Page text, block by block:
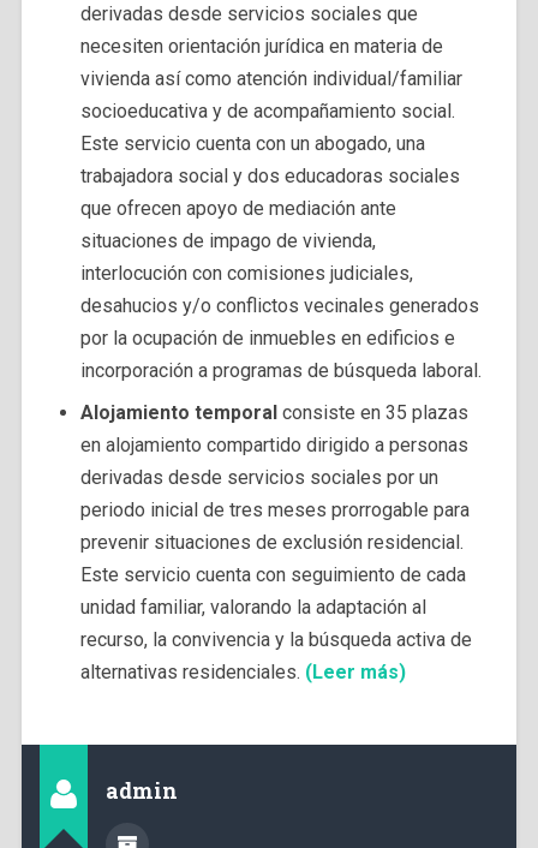
derivadas desde servicios sociales que
necesiten orientación jurídica en materia de
vivienda así como atención individual/familiar
socioeducativa y de acompañamiento social.
Este servicio cuenta con un abogado, una
trabajadora social y dos educadoras sociales
que ofrecen apoyo de mediación ante
situaciones de impago de vivienda,
interlocución con comisiones judiciales,
desahucios y/o conflictos vecinales generados
por la ocupación de inmuebles en edificios e
incorporación a programas de búsqueda laboral.
Alojamiento temporalconsiste en 35 plazas
en alojamiento compartido dirigido a personas
derivadas desde servicios sociales por un
periodo inicial de tres meses prorrogable para
prevenir situaciones de exclusión residencial.
Este servicio cuenta con seguimiento de cada
unidad familiar, valorando la adaptación al
recurso, la convivencia y la búsqueda activa de
alternativas residenciales. (Leer más)
admin